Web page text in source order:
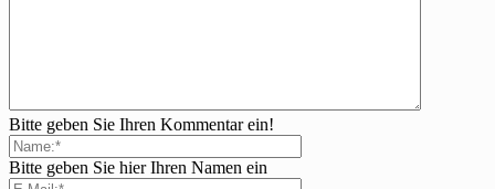
Bitte geben Sie Ihren Kommentar ein!
Bitte geben Sie hier Ihren Namen ein